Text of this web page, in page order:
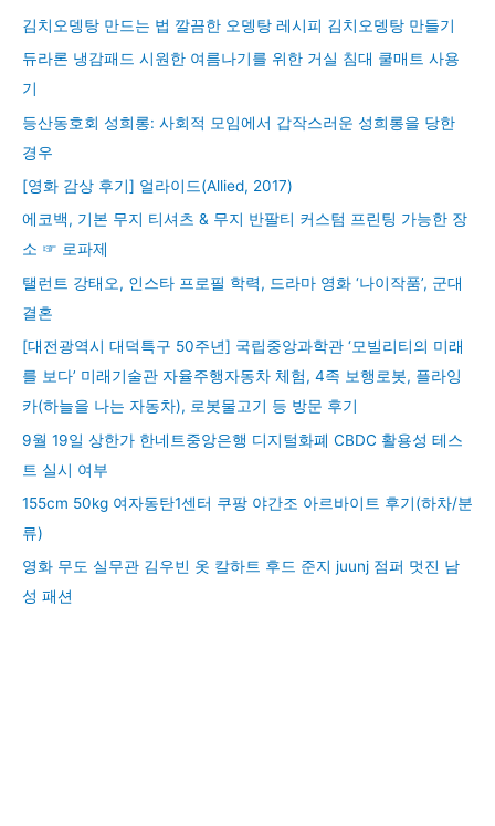
김치오뎅탕 만드는 법 깔끔한 오뎅탕 레시피 김치오뎅탕 만들기
듀라론 냉감패드 시원한 여름나기를 위한 거실 침대 쿨매트 사용
기
등산동호회 성희롱: 사회적 모임에서 갑작스러운 성희롱을 당한
경우
[영화 감상 후기] 얼라이드(Allied, 2017)
에코백, 기본 무지 티셔츠 & 무지 반팔티 커스텀 프린팅 가능한 장
소 ☞ 로파제
탤런트 강태오, 인스타 프로필 학력, 드라마 영화 ‘나이작품’, 군대
결혼
[대전광역시 대덕특구 50주년] 국립중앙과학관 ‘모빌리티의 미래
를 보다’ 미래기술관 자율주행자동차 체험, 4족 보행로봇, 플라잉
카(하늘을 나는 자동차), 로봇물고기 등 방문 후기
9월 19일 상한가 한네트중앙은행 디지털화폐 CBDC 활용성 테스
트 실시 여부
155cm 50kg 여자동탄1센터 쿠팡 야간조 아르바이트 후기(하차/분
류)
영화 무도 실무관 김우빈 옷 칼하트 후드 준지 juunj 점퍼 멋진 남
성 패션